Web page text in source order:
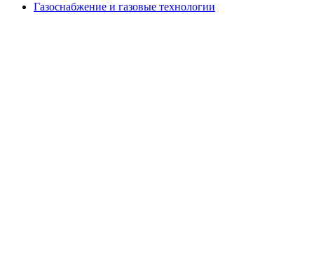
Газоснабжение и газовые технологии